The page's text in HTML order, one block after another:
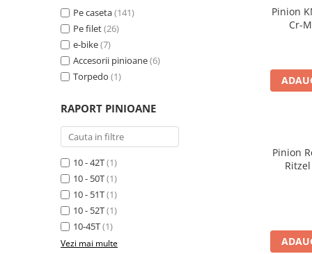
Furci bicicleta
Cabluri si camasi
Frana bicicleta
Discuri frana bicicleta
Saboti frana bicicleta
Adaptoare frana bicicleta
Frane pe disc
Frane pe janta
Accesorii frane bicicleta
Roti bicicleta
Pe caseta(141)
Pe filet(26)
e-bike(7)
Accesorii pinioane(6)
Torpedo (1)
RAPORT PINIOANE
10 - 42T(1)
10 - 50T(1)
10 - 51T(1)
10 - 52T(1)
10-45T(1)
Vezi mai multe
Pinion
Cr-
Pinion